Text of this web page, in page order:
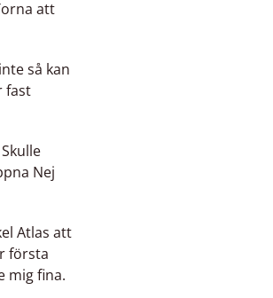
att
så kan
fast
Nej
Atlas att
första
mig fina.